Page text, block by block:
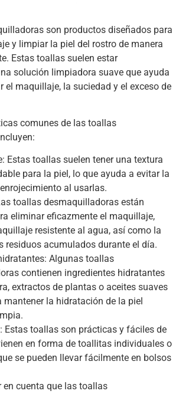
son productos diseñados para
y limpiar la piel del rostro de manera
Estas toallas suelen estar
solución limpiadora suave que ayuda
el maquillaje, la suciedad y el exceso de
comunes de las toallas
Estas toallas suelen tener una textura
para la piel, lo que ayuda a evitar la
al usarlas.
toallas desmaquilladoras están
eliminar eficazmente el maquillaje,
resistente al agua, así como la
residuos acumulados durante el día.
Algunas toallas
contienen ingredientes hidratantes
extractos de plantas o aceites suaves
mantener la hidratación de la piel
Estas toallas son prácticas y fáciles de
en forma de toallitas individuales o
se pueden llevar fácilmente en bolsos
en cuenta que las toallas